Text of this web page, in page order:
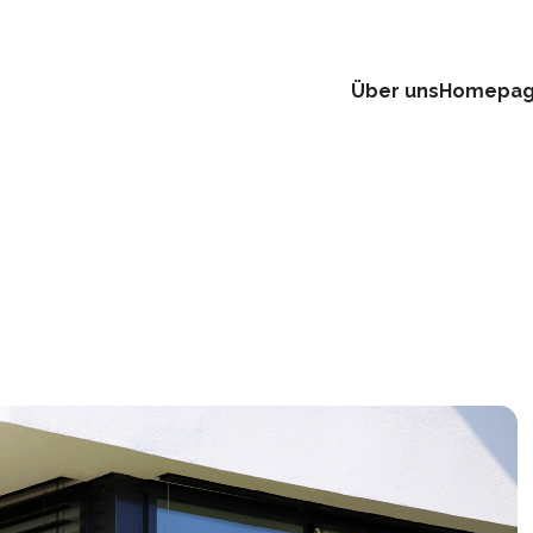
Über uns